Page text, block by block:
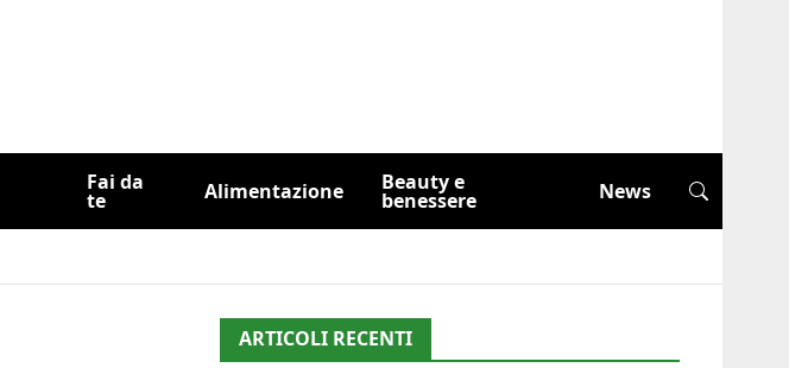
Fai da
te Alimentazione Beauty e
benessere News
ARTICOLI RECENTI